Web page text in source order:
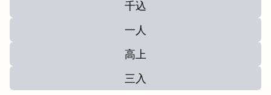
千込
一人
高上
三入